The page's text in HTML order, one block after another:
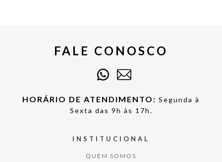
FALE CONOSCO
HORÁRIO DE ATENDIMENTO: Segunda à
Sexta das 9h às 17h.
INSTITUCIONAL
QUEM SOMOS